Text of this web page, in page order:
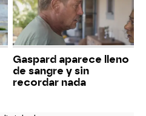
Gaspard aparece lleno
de sangre y sin
recordar nada